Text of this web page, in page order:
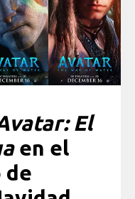
El
en el
de